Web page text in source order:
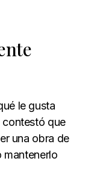
le gusta
que
una obra de
mantenerlo